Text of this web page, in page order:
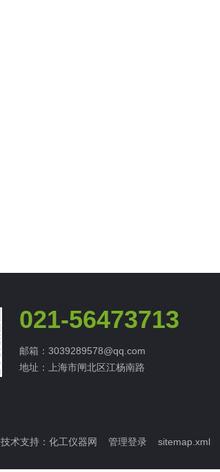
021-56473713
邮箱：3039289578@qq.com
地址：上海市闸北区江杨南路
技术支持： 化工仪器网 管理登录 sitemap.xml